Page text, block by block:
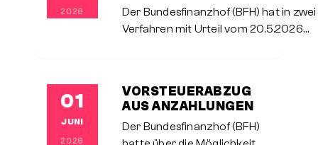
2026
Der Bundesfinanzhof (BFH) hat in zwei
Verfahren mit Urteil vom 20.5.2026
Grundstücken für Zwecke der
Berechnung der Grundsteuer
01
JUNI
2026
VORSTEUERABZUG
AUS ANZAHLUNGEN
Der Bundesfinanzhof (BFH)